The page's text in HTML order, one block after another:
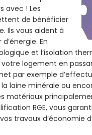
avec ! Les
de bénéficier
Ils vous aident à
En
et l’isolation
logement en
par exemple
la laine minérale ou
matériaux
RGE, vous
travaux d’économie